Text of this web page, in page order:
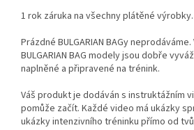
1 rok záruka na všechny plátěné výrobky.
Prázdné BULGARIAN BAGy
BULGARIAN BAG modely jsou dobře
naplněné a připravené na trénink.
Váš produkt je dodáván s instruktážním
pomůže začít. Každé video má ukázky
ukázky intenzivního tréninku přímo od